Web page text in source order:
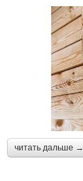
читать дальше →